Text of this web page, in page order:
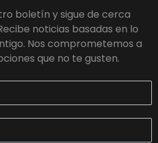
boletín y sigue de cerca
noticias basadas en lo
Nos comprometemos a
que no te gusten.